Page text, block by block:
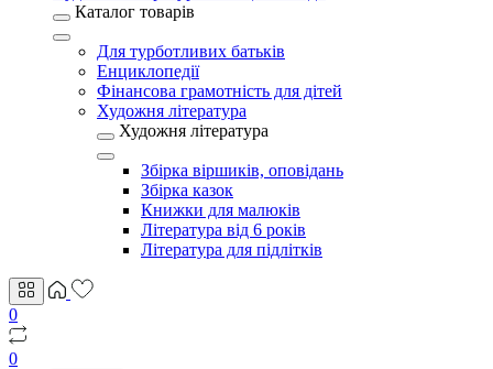
Каталог товарів
Для турботливих батьків
Енциклопедії
Фінансова грамотність для дітей
Художня література
Художня література
Збірка віршиків, оповідань
Збірка казок
Книжки для малюків
Література від 6 років
Література для підлітків
0
0